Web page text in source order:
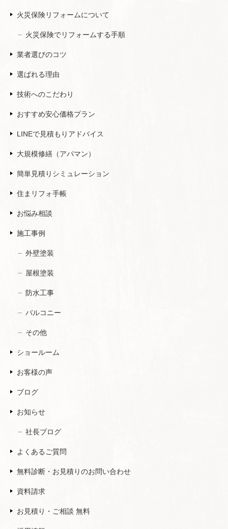
火災保険リフォームについて
火災保険でリフォームする手順
業者選びのコツ
選ばれる理由
技術へのこだわり
おすすめ安心価格プラン
LINEで見積もりアドバイス
大規模修繕（アパマン）
簡単見積りシミュレーション
住まリフォ手帳
お悩み相談
施工事例
外壁塗装
屋根塗装
防水工事
バルコニー
その他
ショールーム
お客様の声
ブログ
お知らせ
社長ブログ
よくあるご質問
無料診断・お見積りのお問い合わせ
資料請求
お見積り・ご相談 無料